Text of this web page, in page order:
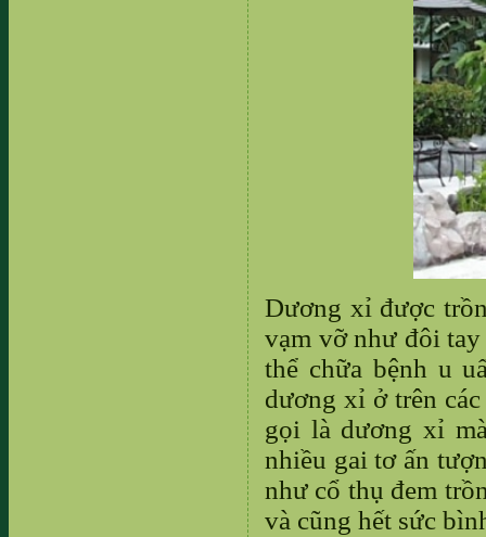
Dương xỉ được
vạm vỡ như đôi tay
thể chữa bệnh u
dương xỉ ở trên
gọi là dương xỉ
nhiều gai tơ ấn
như cổ thụ đem
và cũng hết sức